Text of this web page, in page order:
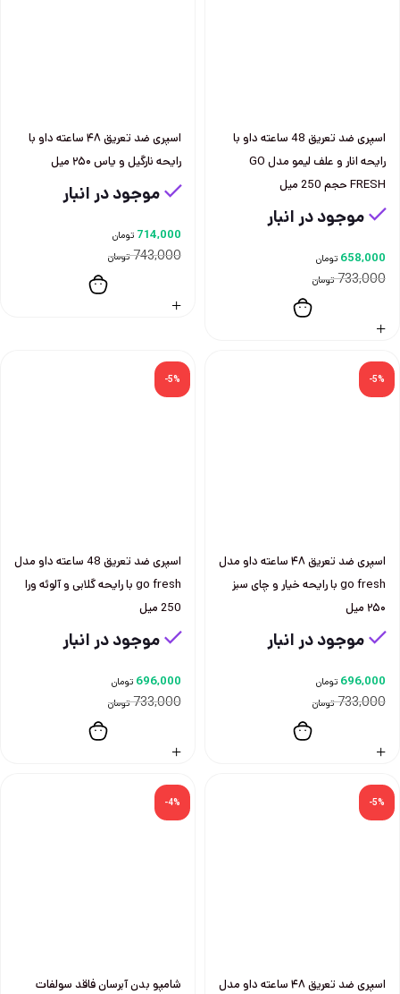
اسپری ضد تعریق 48 ساعته داو با
رایحه انار و علف لیمو مدل GO
FRESH حجم 250 میل
موجود در انبار
733,000 تومان
658,000 تومان
اسپری ضد تعریق ۴۸ ساعته داو با
رایحه نارگیل و یاس ۲۵۰ میل
موجود در انبار
743,000 تومان
714,000 تومان
-5%
اسپری ضد تعریق ۴۸ ساعته داو مدل
go fresh با رایحه خیار و چای سبز
۲۵۰ میل
موجود در انبار
733,000 تومان
696,000 تومان
-5%
اسپری ضد تعریق 48 ساعته داو مدل
go fresh با رایحه گلابی و آلوئه ورا
250 میل
موجود در انبار
733,000 تومان
696,000 تومان
-5%
اسپری ضد تعریق ۴۸ ساعته داو مدل
-4%
شامپو بدن آبرسان فاقد سولفات